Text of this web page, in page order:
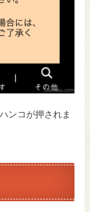
ンコが押されま